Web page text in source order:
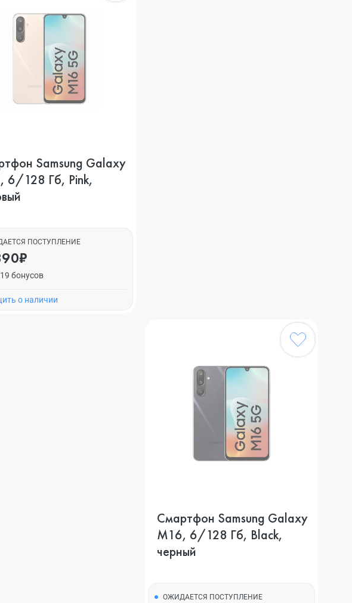
Samsung Galaxy
6/128 Гб, Pink,
ПОСТУПЛЕНИЕ
бонусов
о наличии
Смартфон Samsung Galaxy
M16, 6/128 Гб, Black,
черный
ОЖИДАЕТСЯ ПОСТУПЛЕНИЕ